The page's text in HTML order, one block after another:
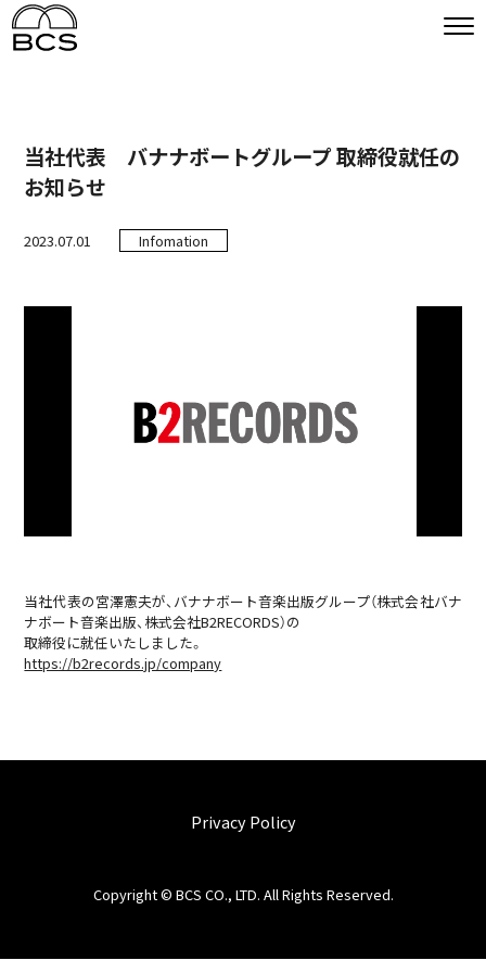
当社代表 バナナボートグループ 取締役就任の
お知らせ
2023.07.01 Infomation
当社代表の宮澤憲夫が、バナナボート音楽出版グループ（株式会社バナ
ナボート音楽出版、株式会社B2RECORDS）の
取締役に就任いたしました。
https://b2records.jp/company
Privacy Policy
Copyright © BCS CO., LTD. All Rights Reserved.